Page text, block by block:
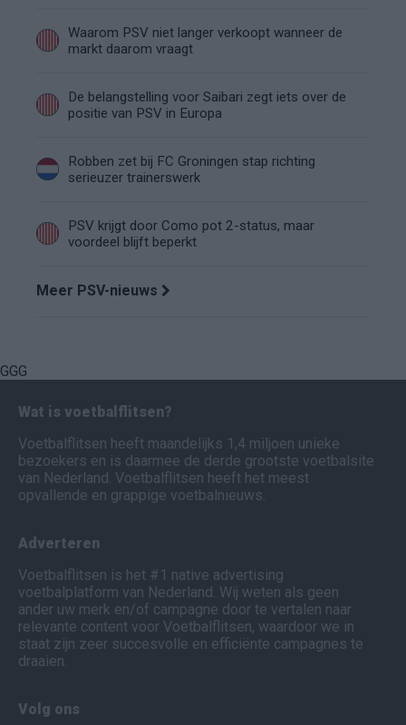
Waarom PSV niet langer verkoopt wanneer de
markt daarom vraagt
De belangstelling voor Saibari zegt iets over de
positie van PSV in Europa
Robben zet bij FC Groningen stap richting
serieuzer trainerswerk
PSV krijgt door Como pot 2-status, maar
voordeel blijft beperkt
Meer PSV-nieuws
GGG
Wat is voetbalflitsen?
Voetbalflitsen heeft maandelijks 1,4 miljoen unieke
bezoekers en is daarmee de derde grootste voetbalsite
van Nederland. Voetbalflitsen heeft het meest
opvallende en grappige voetbalnieuws.
Adverteren
Voetbalflitsen is het #1 native advertising
voetbalplatform van Nederland. Wij weten als geen
ander uw merk en/of campagne door te vertalen naar
relevante content voor Voetbalflitsen, waardoor we in
staat zijn zeer succesvolle en efficiënte campagnes te
draaien.
Volg ons